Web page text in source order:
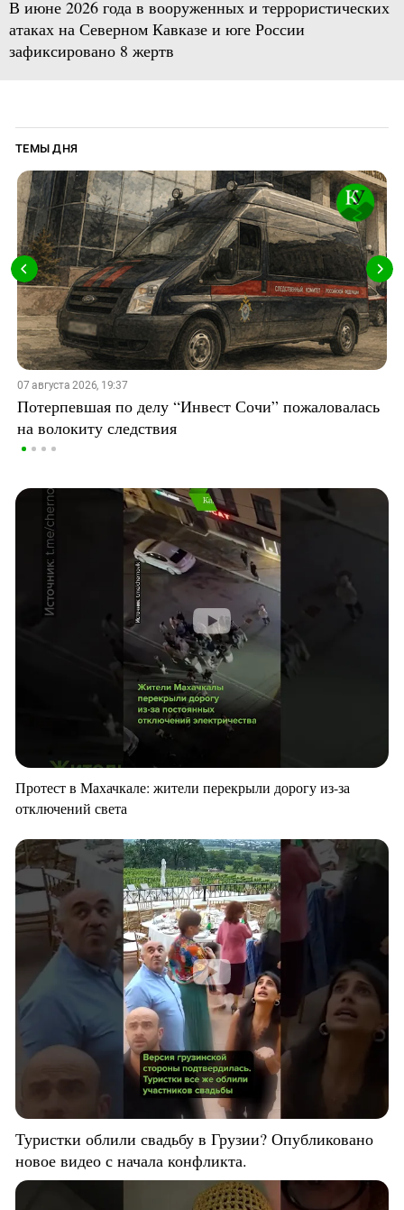
В июне 2026 года в вооруженных и террористических
атаках на Северном Кавказе и юге России
зафиксировано 8 жертв
ТЕМЫ ДНЯ
07 августа 2026, 19:37
Потерпевшая по делу “Инвест Сочи” пожаловалась
на волокиту следствия
Протест в Махачкале: жители перекрыли дорогу из-за
отключений света
Туристки облили свадьбу в Грузии? Опубликовано
новое видео с начала конфликта.